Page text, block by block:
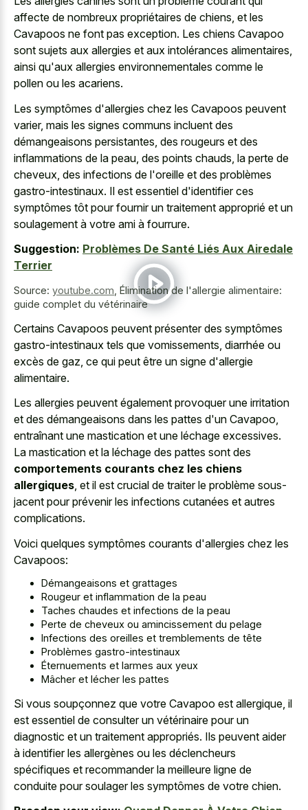
affecte de nombreux propriétaires de chiens, et les
Cavapoos ne font pas exception. Les chiens Cavapoo
sont sujets aux allergies et aux intolérances alimentaires,
ainsi qu'aux allergies environnementales comme le
pollen ou les acariens.
Les symptômes d'allergies chez les Cavapoos peuvent
varier, mais les signes communs incluent des
démangeaisons persistantes, des rougeurs et des
inflammations de la peau, des points chauds, la perte de
cheveux, des infections de l'oreille et des problèmes
gastro-intestinaux. Il est essentiel d'identifier ces
symptômes tôt pour fournir un traitement approprié et un
soulagement à votre ami à fourrure.
Suggestion: Problèmes De Santé Liés Aux Airedale
Terrier
Source: youtube.com Élimination de l'allergie alimentaire:
guide complet du vétérinaire
Certains Cavapoos peuvent présenter des symptômes
gastro-intestinaux tels que vomissements, diarrhée ou
excès de gaz, ce qui peut être un signe d'allergie
alimentaire.
Les allergies peuvent également provoquer une irritation
et des démangeaisons dans les pattes d'un Cavapoo,
entraînant une mastication et une léchage excessives.
La mastication et la léchage des pattes sont des
comportements courants chez les chiens
allergiques, et il est crucial de traiter le problème sous-
jacent pour prévenir les infections cutanées et autres
complications.
Voici quelques symptômes courants d'allergies chez les
Cavapoos:
Démangeaisons et grattages
Rougeur et inflammation de la peau
Taches chaudes et infections de la peau
Perte de cheveux ou amincissement du pelage
Infections des oreilles et tremblements de tête
Problèmes gastro-intestinaux
Éternuements et larmes aux yeux
Mâcher et lécher les pattes
Si vous soupçonnez que votre Cavapoo est allergique, il
est essentiel de consulter un vétérinaire pour un
diagnostic et un traitement appropriés. Ils peuvent aider
à identifier les allergènes ou les déclencheurs
spécifiques et recommander la meilleure ligne de
conduite pour soulager les symptômes de votre chien.